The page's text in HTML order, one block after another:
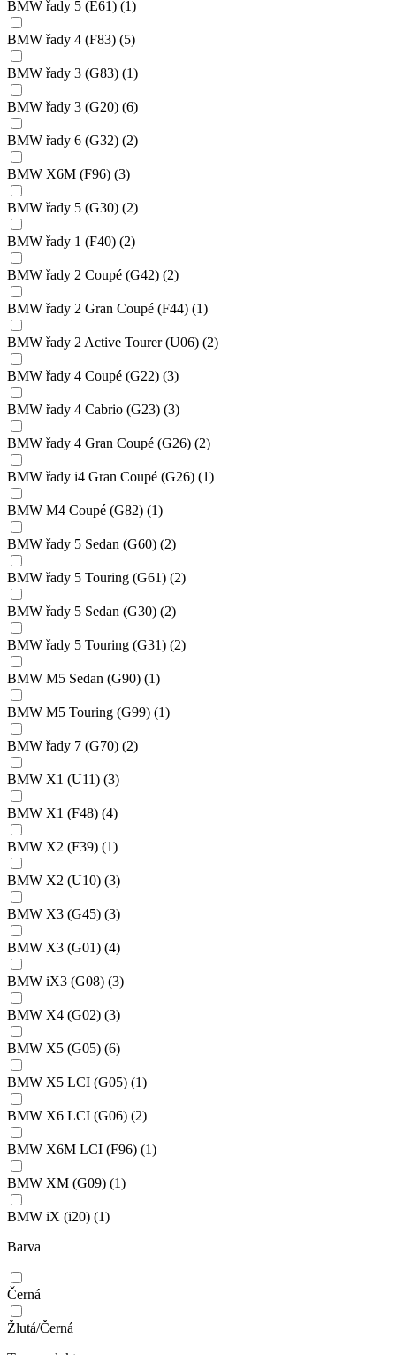
BMW řady 5 (E61) (1)
BMW řady 4 (F83) (5)
BMW řady 3 (G83) (1)
BMW řady 3 (G20) (6)
BMW řady 6 (G32) (2)
BMW X6M (F96) (3)
BMW řady 5 (G30) (2)
BMW řady 1 (F40) (2)
BMW řady 2 Coupé (G42) (2)
BMW řady 2 Gran Coupé (F44) (1)
BMW řady 2 Active Tourer (U06) (2)
BMW řady 4 Coupé (G22) (3)
BMW řady 4 Cabrio (G23) (3)
BMW řady 4 Gran Coupé (G26) (2)
BMW řady i4 Gran Coupé (G26) (1)
BMW M4 Coupé (G82) (1)
BMW řady 5 Sedan (G60) (2)
BMW řady 5 Touring (G61) (2)
BMW řady 5 Sedan (G30) (2)
BMW řady 5 Touring (G31) (2)
BMW M5 Sedan (G90) (1)
BMW M5 Touring (G99) (1)
BMW řady 7 (G70) (2)
BMW X1 (U11) (3)
BMW X1 (F48) (4)
BMW X2 (F39) (1)
BMW X2 (U10) (3)
BMW X3 (G45) (3)
BMW X3 (G01) (4)
BMW iX3 (G08) (3)
BMW X4 (G02) (3)
BMW X5 (G05) (6)
BMW X5 LCI (G05) (1)
BMW X6 LCI (G06) (2)
BMW X6M LCI (F96) (1)
BMW XM (G09) (1)
BMW iX (i20) (1)
Barva
Černá
Žlutá/Černá